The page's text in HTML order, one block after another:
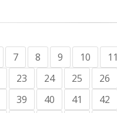
7 8 9 10
23 24 25
26
39 40 41
42